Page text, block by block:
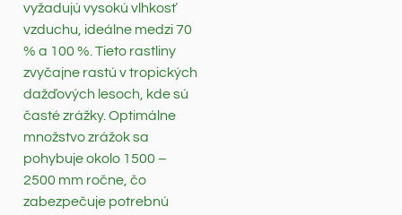
vyžadujú vysokú vlhkosť
vzduchu, ideálne medzi 70
% a 100 %. Tieto rastliny
zvyčajne rastú v tropických
dažďových lesoch, kde sú
časté zrážky. Optimálne
množstvo zrážok sa
pohybuje okolo 1500 –
2500 mm ročne, čo
zabezpečuje potrebnú